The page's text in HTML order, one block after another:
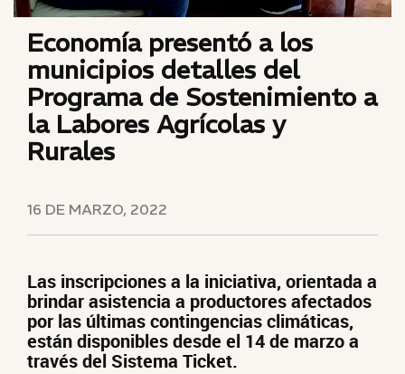
Economía presentó a los
municipios detalles del
Programa de Sostenimiento a
la Labores Agrícolas y
Rurales
16 DE MARZO, 2022
Las inscripciones a la iniciativa, orientada a
brindar asistencia a productores afectados
por las últimas contingencias climáticas,
están disponibles desde el 14 de marzo a
través del Sistema Ticket.